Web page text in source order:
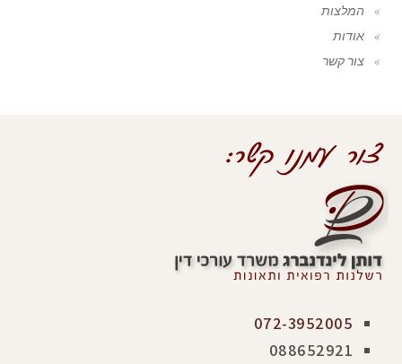
המלצות
אודות
צור קשר
072-3952005
088652921